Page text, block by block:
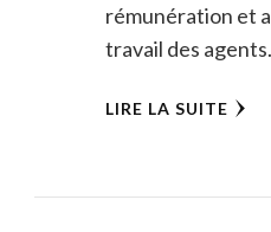
rémunération et
travail des
LIRE LA SUITE